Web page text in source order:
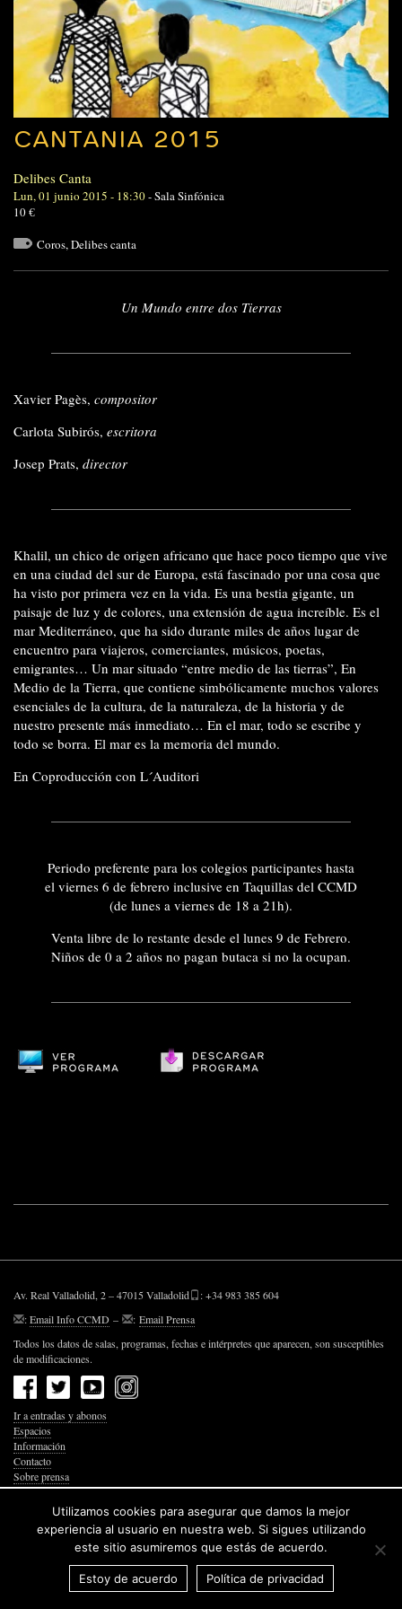
CANTANIA 2015
Delibes Canta
Lun, 01 junio 2015 - 18:30-Sala Sinfónica
10 €
Coros,Delibes canta
Un Mundo entre dos Tierras
Xavier Pagès, compositor
Carlota Subirós, escritora
Josep Prats, director
Khalil, un chico de origen africano que hace poco tiempo que vive
en una ciudad del sur de Europa, está fascinado por una cosa que
ha visto por primera vez en la vida. Es una bestia gigante, un
paisaje de luz y de colores, una extensión de agua increíble. Es el
mar Mediterráneo, que ha sido durante miles de años lugar de
encuentro para viajeros, comerciantes, músicos, poetas,
emigrantes… Un mar situado “entre medio de las tierras”, En
Medio de la Tierra, que contiene simbólicamente muchos valores
esenciales de la cultura, de la naturaleza, de la historia y de
nuestro presente más inmediato… En el mar, todo se escribe y
todo se borra. El mar es la memoria del mundo.
En Coproducción con L´Auditori
Periodo preferente para los colegios participantes hasta
el viernes 6 de febrero inclusive en Taquillas del CCMD
(de lunes a viernes de 18 a 21h).
Venta libre de lo restante desde el lunes 9 de Febrero.
Niños de 0 a 2 años no pagan butaca si no la ocupan.
Av. Real Valladolid, 2 – 47015 Valladolid
: +34 983 385 604
:Email Info CCMD – : Email Prensa
Todos los datos de salas, programas, fechas e intérpretes que aparecen, son susceptibles
de modificaciones.
Ir a entradas y abonos
Espacios
Información
Contacto
Sobre prensa
Política de Privacidad
Política de Cookies
Accesibilidad Web
© 2026 Junta de Castilla y León
Utilizamos cookies para asegurar que damos la mejor
experiencia al usuario en nuestra web. Si sigues utilizando
este sitio asumiremos que estás de acuerdo.
Estoy de acuerdo Política de privacidad